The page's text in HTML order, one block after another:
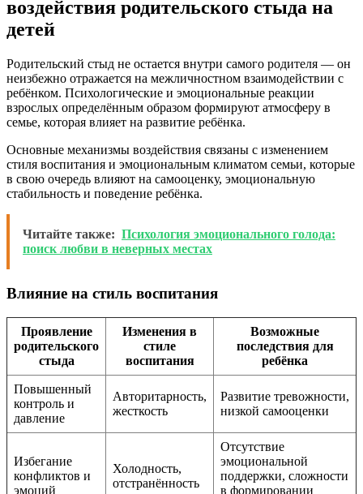
воздействия родительского стыда на
детей
Родительский стыд не остается внутри самого родителя — он
неизбежно отражается на межличностном взаимодействии с
ребёнком. Психологические и эмоциональные реакции
взрослых определённым образом формируют атмосферу в
семье, которая влияет на развитие ребёнка.
Основные механизмы воздействия связаны с изменением
стиля воспитания и эмоциональным климатом семьи, которые
в свою очередь влияют на самооценку, эмоциональную
стабильность и поведение ребёнка.
Читайте также: Психология эмоционального голода:
поиск любви в неверных местах
Влияние на стиль воспитания
Проявление
родительского
стыда
Изменения в
стиле
воспитания
Возможные
последствия для
ребёнка
Повышенный
контроль и
давление
Авторитарность,
жесткость
Развитие тревожности,
низкой самооценки
Избегание
конфликтов и
эмоций
Холодность,
отстранённость
Отсутствие
эмоциональной
поддержки, сложности
в формировании